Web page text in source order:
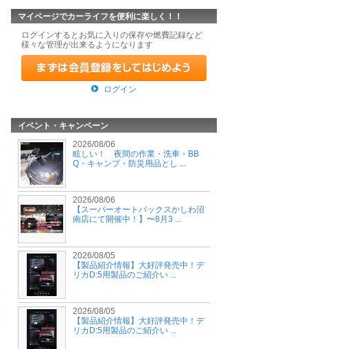
マイページでカーライフを便利に楽しく！！
ログインするとお気に入りの保存や燃費記録など
様々な管理が出来るようになります
ログイン
イベント・キャンペーン
2026/08/06
眩しい！ 夜間の作業・洗車・BB
Q・キャンプ・防災用品とし ...
2026/08/06
【スーパーオートバックスかしわ沼
南店にて開催中！】〜8月3 ...
2026/08/05
【製品紹介情報】大好評発売中！デ
リカD:5用製品のご紹介い ...
2026/08/05
【製品紹介情報】大好評発売中！デ
リカD:5用製品のご紹介い ...